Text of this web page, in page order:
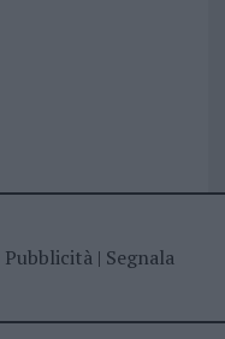
Pubblicità| Segnala